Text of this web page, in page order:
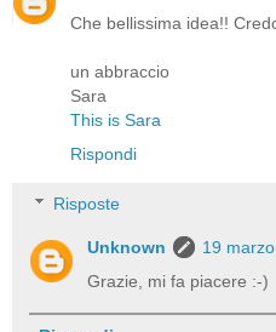
Che bellissima idea!!
un abbraccio
Sara
This is Sara
Rispondi
Risposte
Unknown
19
Grazie, mi fa piacere :-)